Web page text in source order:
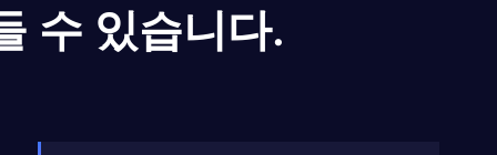
수 있습니다.